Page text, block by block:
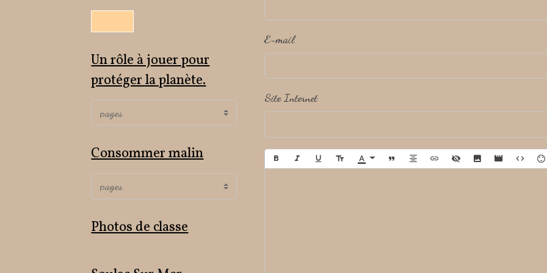
E-mail
Site Internet
Un rôle à jouer pour
protéger la planète.
Consommer malin
Photos de classe